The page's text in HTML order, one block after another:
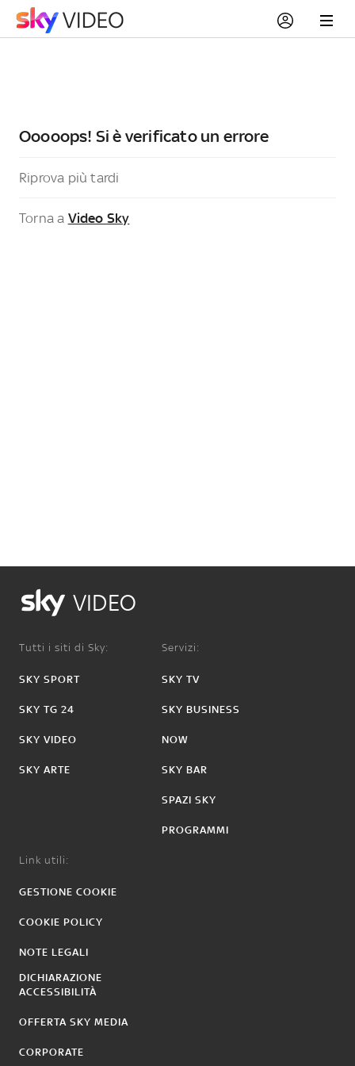
Ooooops! Si è verificato un errore
Riprova più tardi
Torna a Video Sky
VIDEO
Tutti i siti di Sky:
SKY SPORT
SKY TG 24
SKY VIDEO
SKY ARTE
Servizi:
SKY TV
SKY BUSINESS
NOW
SKY BAR
SPAZI SKY
PROGRAMMI
Link utili:
GESTIONE COOKIE
COOKIE POLICY
NOTE LEGALI
DICHIARAZIONE
ACCESSIBILITÀ
OFFERTA SKY MEDIA
CORPORATE